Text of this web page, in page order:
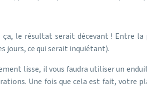
le résultat serait décevant ! Entre la
jours, ce qui serait inquiétant).
lisse, il vous faudra utiliser un
Une fois que cela est fait, votre